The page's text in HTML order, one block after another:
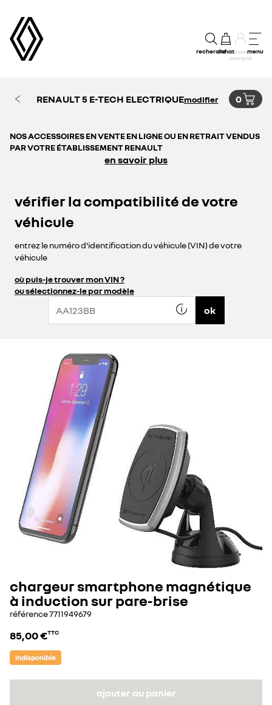
rechercheachatmon
compte
menu
RENAULT 5 E-TECH ELECTRIQUEmodifier 0
NOS ACCESSOIRES EN VENTE EN LIGNE OU EN RETRAIT VENDUS
PAR VOTRE ÉTABLISSEMENT RENAULT
en savoir plus
vérifier la compatibilité de votre
véhicule
entrez le numéro d'identification du véhicule (VIN) de votre
véhicule
où puis-je trouver mon VIN ?
ou sélectionnez-le par modèle
ok
chargeur smartphone magnétique
à induction sur pare-brise
référence7711949679
85,00 €TTC
indisponible
ajouter au panier